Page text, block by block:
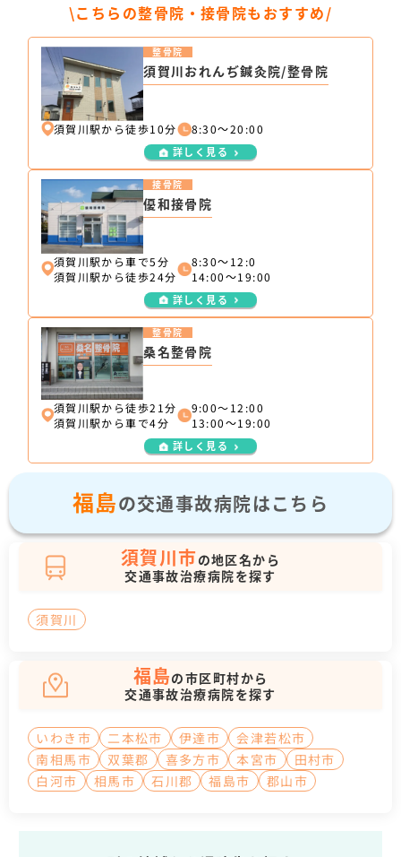
\こちらの整骨院・接骨院もおすすめ/
須賀川おれんぢ鍼灸院/整骨院
整骨院
須賀川駅から徒歩10分 8:30～20:00
詳しく見る
優和接骨院
接骨院
須賀川駅から車で5分
須賀川駅から徒歩24分
8:30～12:0
14:00～19:00
詳しく見る
桑名整骨院
整骨院
須賀川駅から徒歩21分
須賀川駅から車で4分
9:00〜12:00
13:00～19:00
詳しく見る
福島の交通事故病院はこちら
須賀川市の地区名から
交通事故治療病院を探す
須賀川
福島の市区町村から
交通事故治療病院を探す
いわき市 二本松市 伊達市
会津若松市
南相馬市
双葉郡 喜多方市 本宮市
田村市
白河市
相馬市 石川郡 福島市 郡山市